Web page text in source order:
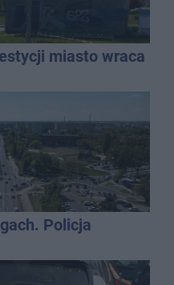
miasto wraca
Policja